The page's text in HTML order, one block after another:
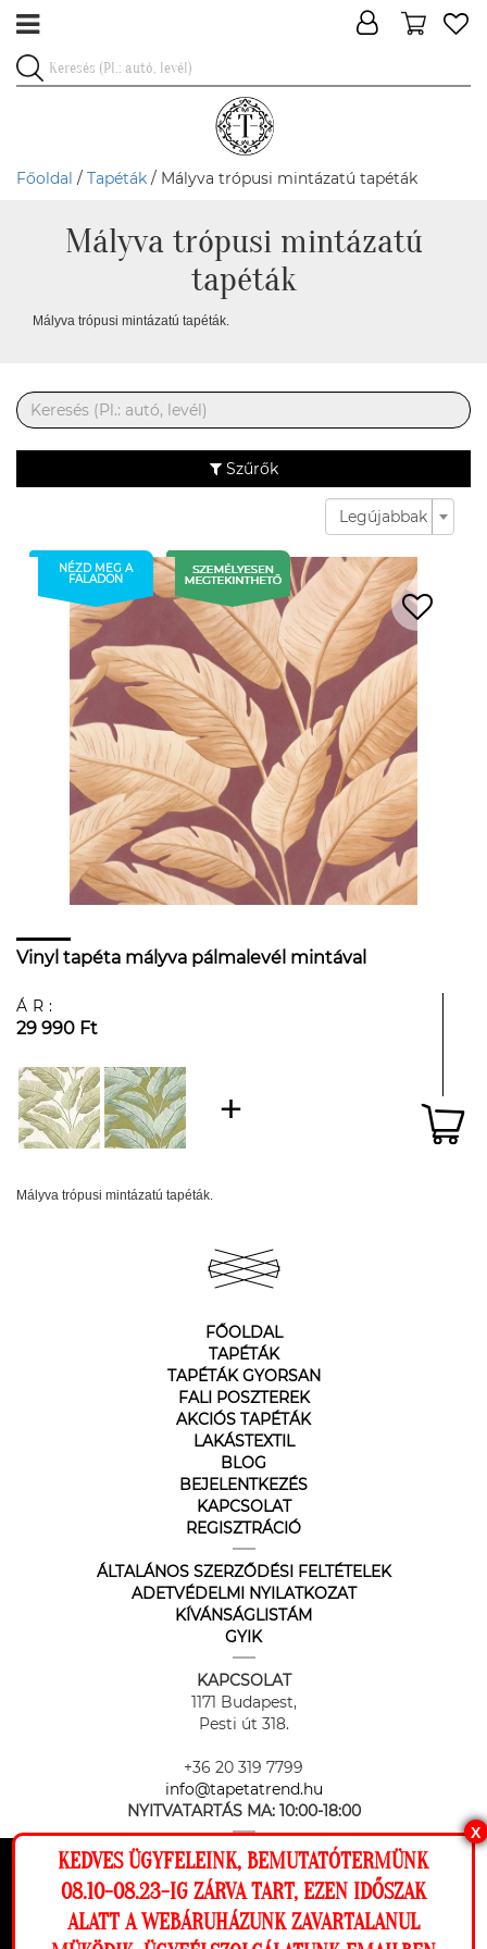
Ez a weboldal cookie-kat használ, hogy a
lehető legjobb élményt nyújtsa honlapunkon.
Beállítások
Főoldal / Tapéták / Mályva trópusi mintázatú tapéták
Mályva trópusi mintázatú
tapéták
Mályva trópusi mintázatú tapéták.
Szűrők
Legújabbak
NÉZD MEG A
FALADON
Vinyl tapéta mályva pálmalevél mintával
ÁR:
29 990 Ft
Mályva trópusi mintázatú tapéták.
FŐOLDAL
TAPÉTÁK
TAPÉTÁK GYORSAN
FALI POSZTEREK
AKCIÓS TAPÉTÁK
LAKÁSTEXTIL
BLOG
BEJELENTKEZÉS
KAPCSOLAT
REGISZTRÁCIÓ
ÁLTALÁNOS SZERZŐDÉSI FELTÉTELEK
ADETVÉDELMI NYILATKOZAT
KÍVÁNSÁGLISTÁM
GYIK
KAPCSOLAT
1171 Budapest,
Pesti út 318.
+36 20 319 7799
info@tapetatrend.hu
NYITVATARTÁS MA: 10:00-18:00
X
KEDVES ÜGYFELEINK, BEMUTATÓTERMÜNK
08.10-08.23-IG ZÁRVA TART, EZEN IDŐSZAK
ALATT A WEBÁRUHÁZUNK ZAVARTALANUL